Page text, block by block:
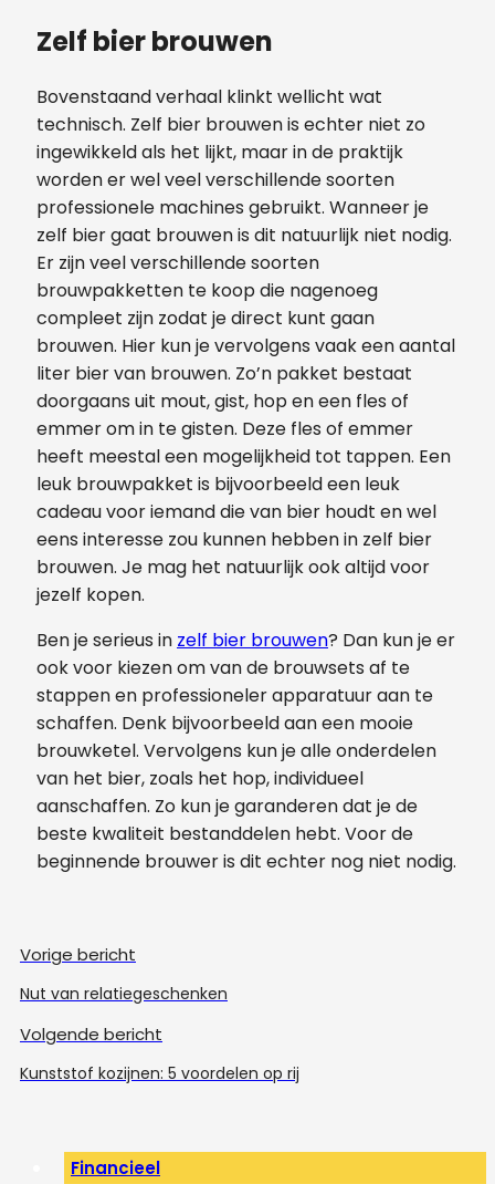
Zelf bier brouwen
Bovenstaand verhaal klinkt wellicht wat
technisch. Zelf bier brouwen is echter niet zo
ingewikkeld als het lijkt, maar in de praktijk
worden er wel veel verschillende soorten
professionele machines gebruikt. Wanneer je
zelf bier gaat brouwen is dit natuurlijk niet nodig.
Er zijn veel verschillende soorten
brouwpakketten te koop die nagenoeg
compleet zijn zodat je direct kunt gaan
brouwen. Hier kun je vervolgens vaak een aantal
liter bier van brouwen. Zo’n pakket bestaat
doorgaans uit mout, gist, hop en een fles of
emmer om in te gisten. Deze fles of emmer
heeft meestal een mogelijkheid tot tappen. Een
leuk brouwpakket is bijvoorbeeld een leuk
cadeau voor iemand die van bier houdt en wel
eens interesse zou kunnen hebben in zelf bier
brouwen. Je mag het natuurlijk ook altijd voor
jezelf kopen.
Ben je serieus in zelf bier brouwen? Dan kun je er
ook voor kiezen om van de brouwsets af te
stappen en professioneler apparatuur aan te
schaffen. Denk bijvoorbeeld aan een mooie
brouwketel. Vervolgens kun je alle onderdelen
van het bier, zoals het hop, individueel
aanschaffen. Zo kun je garanderen dat je de
beste kwaliteit bestanddelen hebt. Voor de
beginnende brouwer is dit echter nog niet nodig.
Vorige bericht
Nut van relatiegeschenken
Volgende bericht
Kunststof kozijnen: 5 voordelen op rij
Financieel